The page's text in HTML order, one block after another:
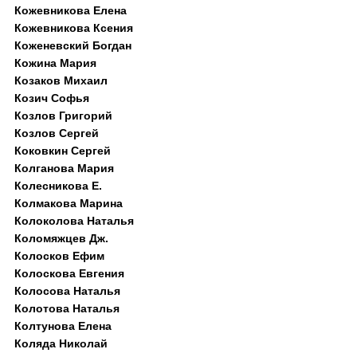
Кожевникова Елена
Кожевникова Ксения
Коженевский Богдан
Кожина Мария
Козаков Михаил
Козич Софья
Козлов Григорий
Козлов Сергей
Коковкин Сергей
Колганова Мария
Колесникова Е.
Колмакова Марина
Колоколова Наталья
Коломяжцев Дж.
Колосков Ефим
Колоскова Евгения
Колосова Наталья
Колотова Наталья
Колтунова Елена
Коляда Николай